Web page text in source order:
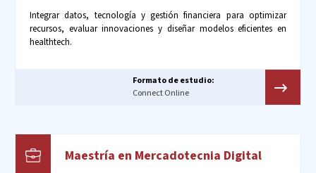
Integrar datos, tecnología y gestión financiera para optimizar
recursos, evaluar innovaciones y diseñar modelos eficientes en
healthtech.
Formato de estudio:
Connect Online
Maestría en Mercadotecnia Digital